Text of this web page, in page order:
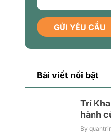
GỬI YÊU CẦU
Bài viết nổi bật
Trí
hành
Tiêu
By